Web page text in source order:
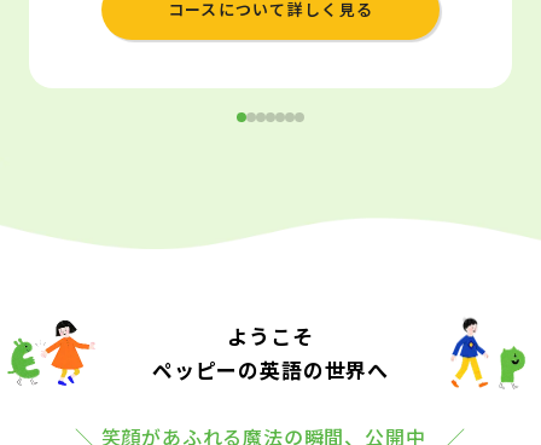
コースについて詳しく見る
ようこそ
ペッピーの英語の世界へ
＼ 笑顔があふれる魔法の瞬間、公開中 ／